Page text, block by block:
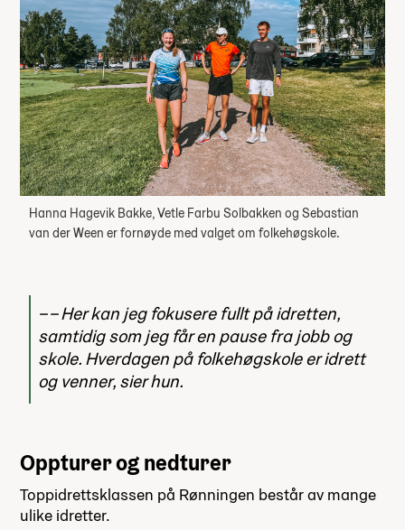
Hanna Hagevik Bakke, Vetle Farbu Solbakken og Sebastian
van der Ween er fornøyde med valget om folkehøgskole.
– Her kan jeg fokusere fullt på idretten,
samtidig som jeg får en pause fra jobb og
skole. Hverdagen på folkehøgskole er idrett
og venner, sier hun.
Oppturer og nedturer
Toppidrettsklassen på Rønningen består av mange
ulike idretter.